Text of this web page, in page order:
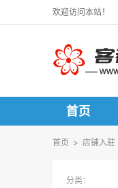
欢迎访问本站！
首页
寻人寻物
首页 > 店铺入驻
分类：